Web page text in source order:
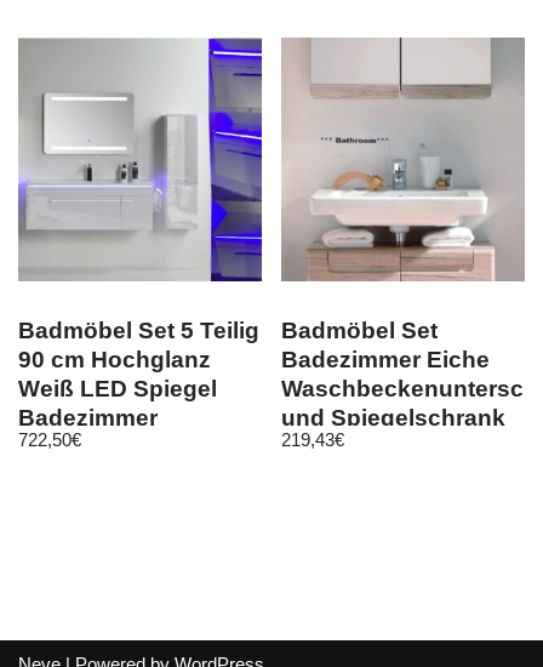
Badmöbel Set 5 Teilig
90 cm Hochglanz
Weiß LED Spiegel
Badezimmer
Badschrank
722,50€
Badmöbel Set
Badezimmer Eiche
und Spiegelschrank
Malea
219,43€